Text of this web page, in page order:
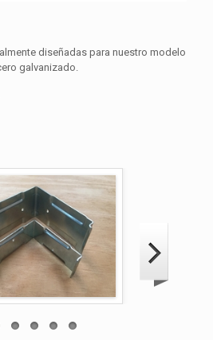
diseñadas para nuestro modelo
galvanizado.